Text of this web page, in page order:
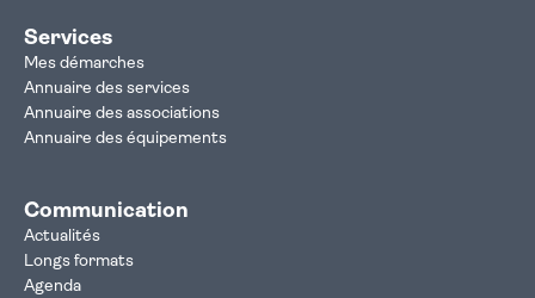
Services
Mes démarches
Annuaire des services
Annuaire des associations
Annuaire des équipements
Communication
Actualités
Longs formats
Agenda